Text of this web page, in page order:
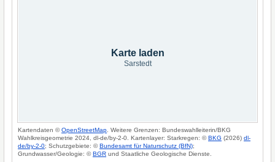
Karte laden
Sarstedt
Kartendaten ©OpenStreetMap . Weitere Grenzen: Bundeswahlleiterin/BKG
Wahlkreisgeometrie 2024, dl-de/by-2-0. Kartenlayer: Starkregen: ©BKG (2026) dl-
de/by-2-0; Schutzgebiete: ©Bundesamt für Naturschutz (BfN);
Grundwasser/Geologie: ©BGR und Staatliche Geologische Dienste.